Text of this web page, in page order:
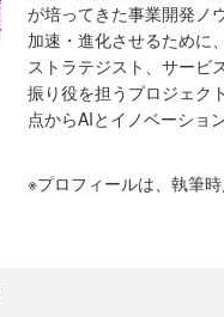
が培ってきた事業開発ノ
加速・進化させるために
ストラテジスト、サービ
振り役を担うプロジェク
点からAIとイノベーショ
※プロフィールは、執筆